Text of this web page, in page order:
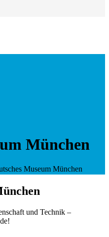
München
Museum München
und Technik –